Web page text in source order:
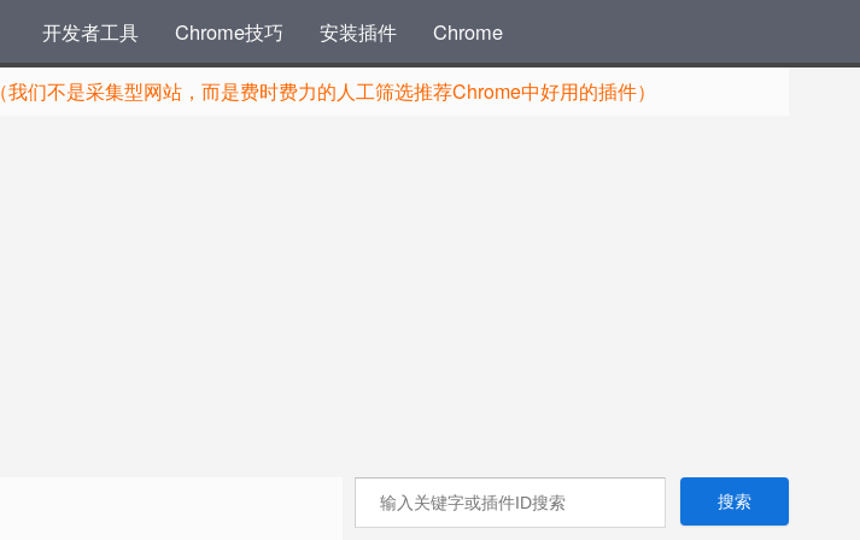
开发者工具 Chrome技巧 安装插件 Chrome
（我们不是采集型网站，而是费时费力的人工筛选推荐Chrome中好用的插件）